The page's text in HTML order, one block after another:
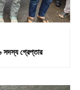
সদস্য গ্রেপ্তার